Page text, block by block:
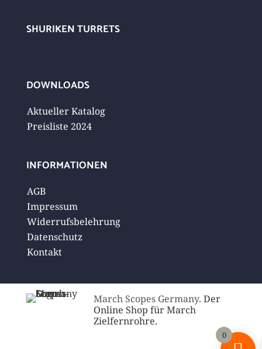
SHURIKEN TURRETS
DOWNLOADS
Aktueller Katalog
Preisliste 2024
INFORMATIONEN
AGB
Impressum
Widerrufsbelehrung
Datenschutz
Kontakt
March Scopes Germany. Der
Online Shop für March
Zielfernrohre.
0